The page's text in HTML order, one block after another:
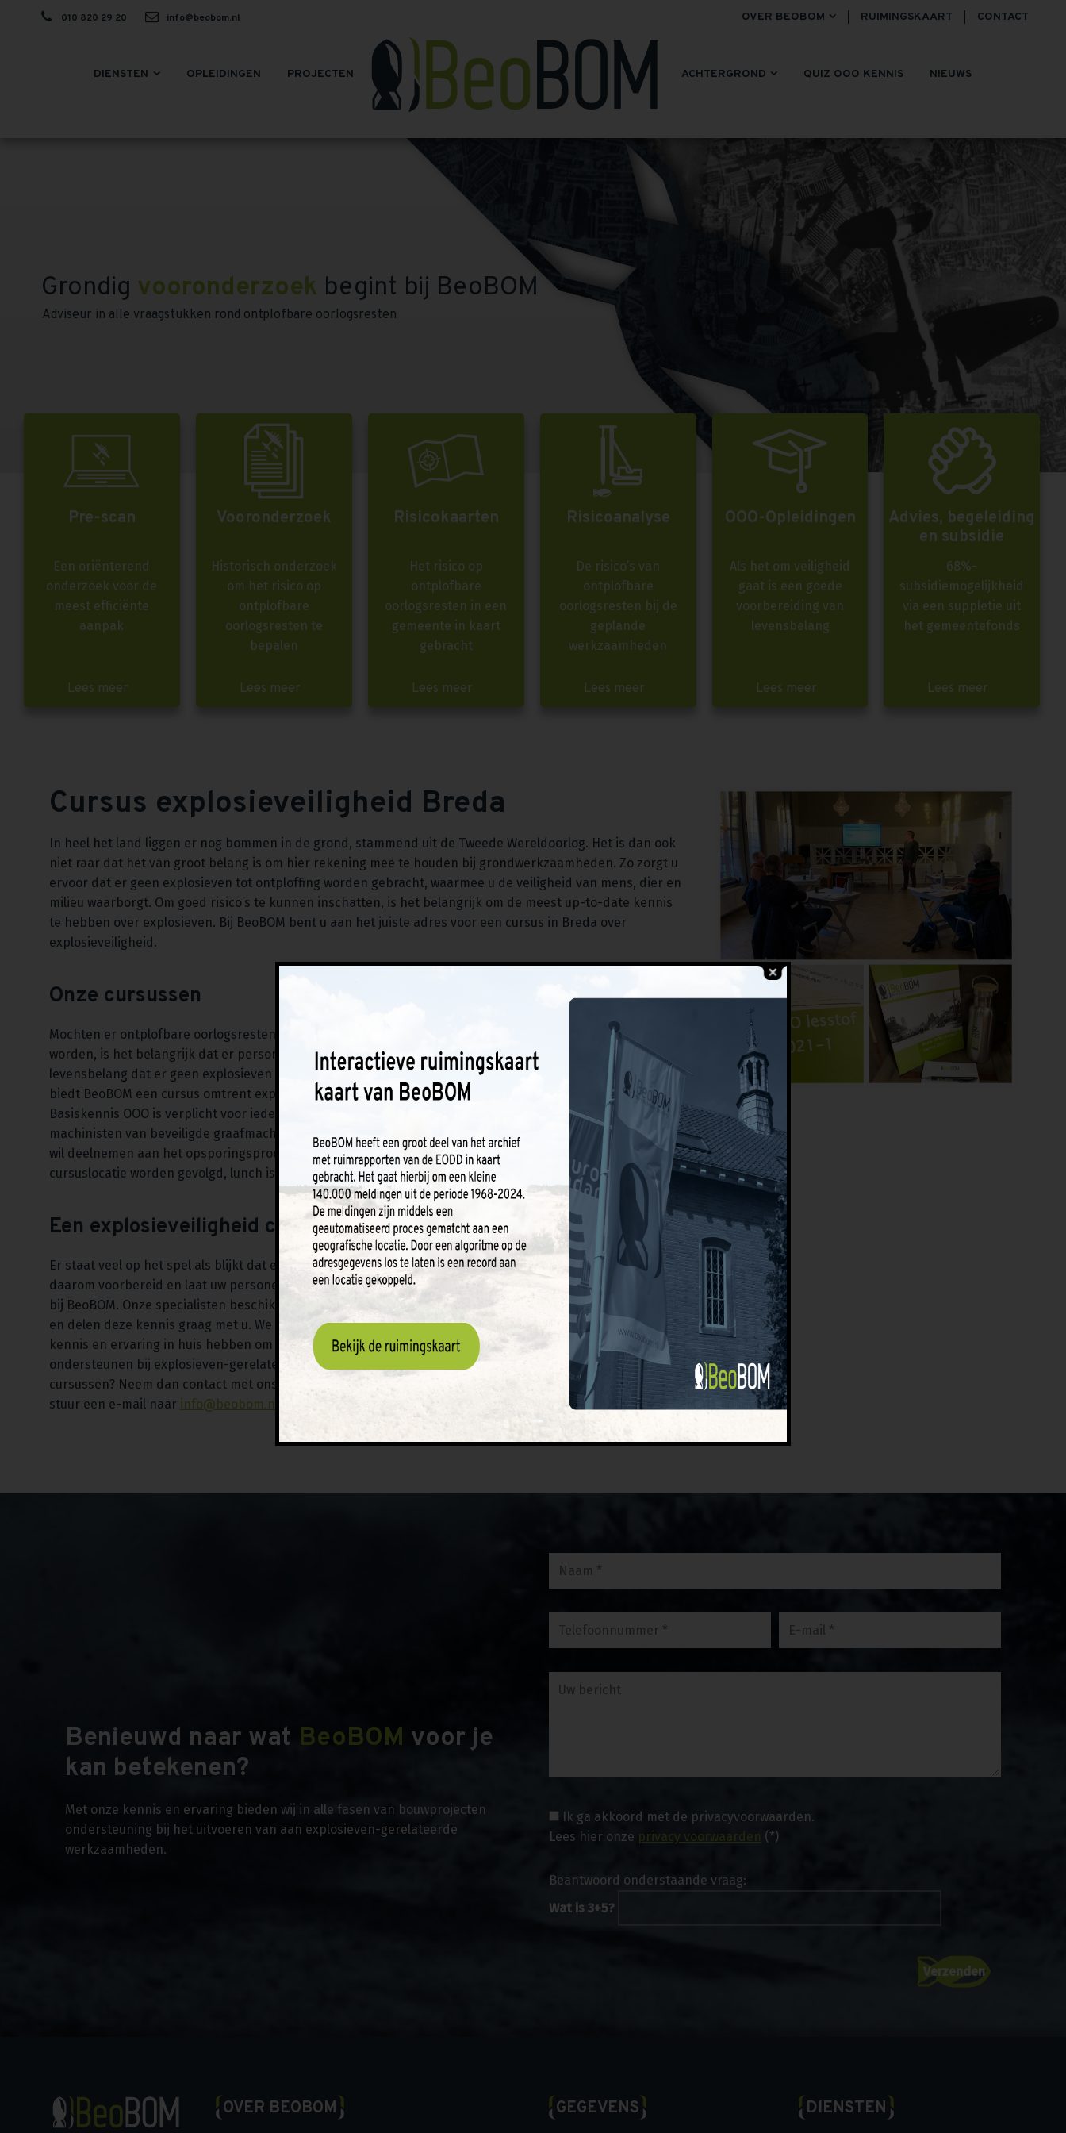
010 820 29 20 info@beobom.nl OVER BEOBOM RUIMINGSKAART CONTACT
DIENSTEN OPLEIDINGEN PROJECTEN ACHTERGROND QUIZ OOO KENNIS NIEUWS
Grondig vooronderzoek begint bij BeoBOM
Adviseur in alle vraagstukken rond ontplofbare oorlogsresten
Pre-scan
Een oriënterend
onderzoek voor de
meest efficiënte
aanpak
Lees meer
Vooronderzoek
Historisch onderzoek
om het risico op
ontplofbare
oorlogsresten te
bepalen
Lees meer
Risicokaarten
Het risico op
ontplofbare
oorlogsresten in een
gemeente in kaart
gebracht
Lees meer
Risicoanalyse
De risico’s van
ontplofbare
oorlogsresten bij de
geplande
werkzaamheden
Lees meer
OOO-Opleidingen
Als het om veiligheid
gaat is een goede
voorbereiding van
levensbelang
Lees meer
Advies, begeleiding
en subsidie
68%-
subsidiemogelijkheid
via een suppletie uit
het gemeentefonds
Lees meer
Cursus explosieveiligheid Breda
In heel het land liggen er nog bommen in de grond, stammend uit de Tweede Wereldoorlog. Het is dan ook
niet raar dat het van groot belang is om hier rekening mee te houden bij grondwerkzaamheden. Zo zorgt u
ervoor dat er geen explosieven tot ontploffing worden gebracht, waarmee u de veiligheid van mens, dier en
milieu waarborgt. Om goed risico’s te kunnen inschatten, is het belangrijk om de meest up-to-date kennis
te hebben over explosieven. Bij BeoBOM bent u aan het juiste adres voor een cursus in Breda over
explosieveiligheid.
Onze cursussen
Mochten er ontplofbare oorlogsresten tijdens vooronderzoek of zelfs tijdens de werkzaamheden ontdekt
worden, is het belangrijk dat er personeel aanwezig is met kennis van zaken. Het is immers van
levensbelang dat er geen explosieven tot ontploffing worden gebracht op ongecontroleerde wijze. Daarom
biedt BeoBOM een cursus omtrent explosieveiligheid in Breda aan. We bieden verschillende cursussen aan.
Basiskennis OOO is verplicht voor iedereen die zelfstandig een OOO-project wil betreden en voor
machinisten van beveiligde graafmachines. De opleiding tot Assistent Deskundige OO is voor iedereen die
wil deelnemen aan het opsporingsproces. De opleiding of cursus kan zowel in-company als op onze
cursuslocatie worden gevolgd, lunch is inbegrepen.
Een explosieveiligheid cursus in Breda volgen bij BeoBOM?
Er staat veel op het spel als blijkt dat er ontplofbare oorlogsresten in de grond van uw project liggen. Wees
daarom voorbereid en laat uw personeel een cursus op het gebied van explosieveiligheid volgen in Breda
bij BeoBOM. Onze specialisten beschikken over de meest up-to-date kennis over explosieve oorlogsresten
en delen deze kennis graag met u. We zijn ISO 9001- en CS-VROO-gecertificeerd, wat betekent dat we alle
kennis en ervaring in huis hebben om een OO onderzoek kundig uit te voeren en bouwprojecten te
ondersteunen bij explosieven-gerelateerde werkzaamheden. Heeft u vragen of wilt u deelnemen aan onze
cursussen? Neem dan contact met ons op via het
op onze site, bel naar 010 820 29 20 of
stuur een e-mail naar info@beobom.nl
Benieuwd naar wat BeoBOM voor je
kan betekenen?
Met onze kennis en ervaring bieden wij in alle fasen van bouwprojecten
ondersteuning bij het uitvoeren van aan explosieven-gerelateerde
werkzaamheden.
Ik ga akkoord met de privacyvoorwaarden.
Lees hier onze privacy voorwaarden (*)
Beantwoord onderstaande vraag:
Wat is 3+5?
OVER BEOBOM GEGEVENS DIENSTEN